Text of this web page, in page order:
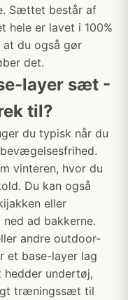
Sættet består af
er lavet i 100%
at du også gør
det.
layer sæt -
til?
du typisk når du
vinteren, hvor du
Du kan også
eller
ad bakkerne.
andre outdoor-
et base-layer lag
undertøj,
træningssæt til